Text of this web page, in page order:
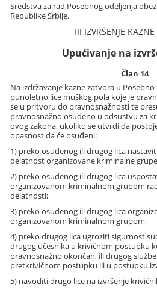
Sredstva za rad Posebnog odeljenja
Republike Srbije.
III IZVRŠENJE
Upućivanje na
Član 14
Na izdržavanje kazne zatvora u
punoletno lice muškog pola koje je
se u pritvoru do pravnosnažnosti te
pravnosnažno osuđeno u odsustvu za
ovog zakona, ukoliko se utvrdi da
opasnost da će osuđeni:
1) preko osuđenog ili drugog lica
delatnost organizovane kriminalne
2) preko osuđenog ili drugog lica
organizovanom kriminalnom grupom
delatnosti;
3) preko osuđenog ili drugog lica
organizovanom kriminalnom grupom;
4) preko drugog lica ugroziti sigurnost
drugog učesnika u krivičnom postupku
pravnosnažno okončan, ili drugog
pretkrivičnom postupku ili u postupku
5) navoditi drugo lice na izvršenje